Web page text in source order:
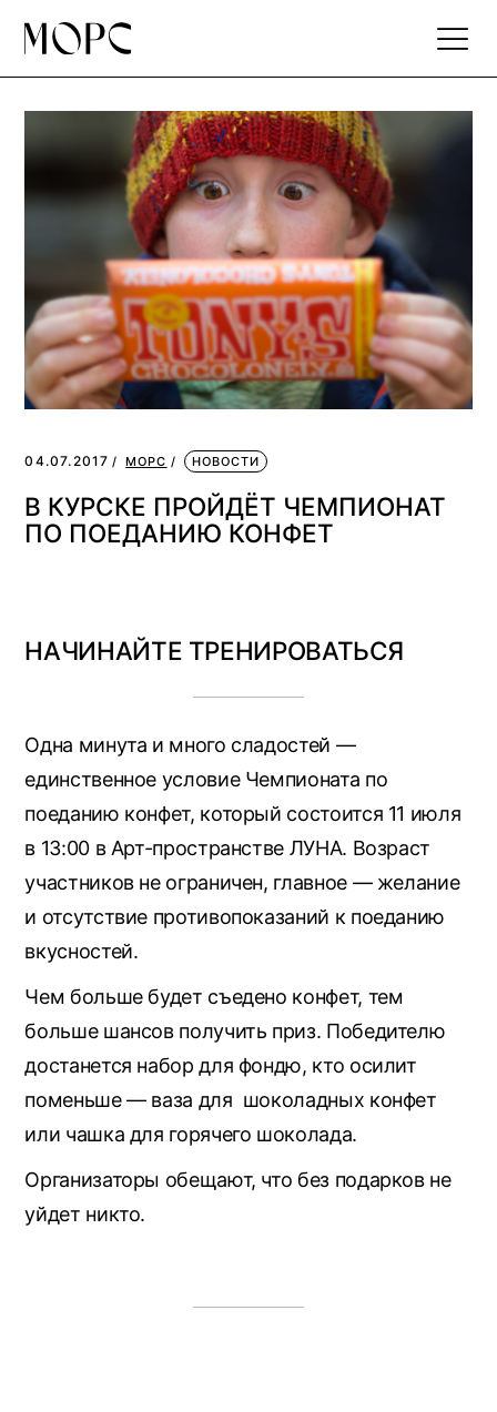
the
04.07.2017 МОРС НОВОСТИ
В КУРСКЕ ПРОЙДЁТ ЧЕМПИОНАТ
ПО ПОЕДАНИЮ КОНФЕТ
НАЧИНАЙТЕ ТРЕНИРОВАТЬСЯ
Одна минута и много сладостей —
единственное условие Чемпионата по
поеданию конфет, который состоится 11 июля
в 13:00 в Арт-пространстве ЛУНА. Возраст
участников не ограничен, главное — желание
и отсутствие противопоказаний к поеданию
вкусностей.
Чем больше будет съедено конфет, тем
больше шансов получить приз. Победителю
достанется набор для фондю, кто осилит
поменьше — ваза для шоколадных конфет
или чашка для горячего шоколада.
Организаторы обещают, что без подарков не
уйдет никто.